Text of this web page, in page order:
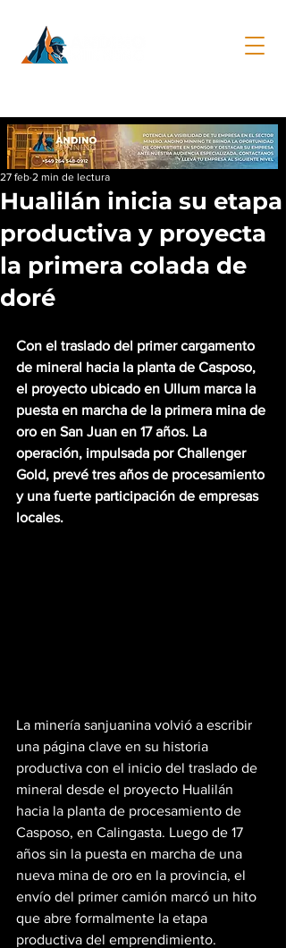
Hualilán inicia su etapa
productiva y proyecta
la primera colada de
doré
27 feb 2 min de lectura
Con el traslado del primer cargamento
de mineral hacia la planta de Casposo,
el proyecto ubicado en Ullum marca la
puesta en marcha de la primera mina de
oro en San Juan en 17 años. La
operación, impulsada por Challenger
Gold, prevé tres años de procesamiento
y una fuerte participación de empresas
locales.
La minería sanjuanina volvió a escribir
una página clave en su historia
productiva con el inicio del traslado de
mineral desde el proyecto Hualilán
hacia la planta de procesamiento de
Casposo, en Calingasta. Luego de 17
años sin la puesta en marcha de una
nueva mina de oro en la provincia, el
envío del primer camión marcó un hito
que abre formalmente la etapa
productiva del emprendimiento.